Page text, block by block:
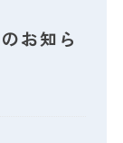
お知ら